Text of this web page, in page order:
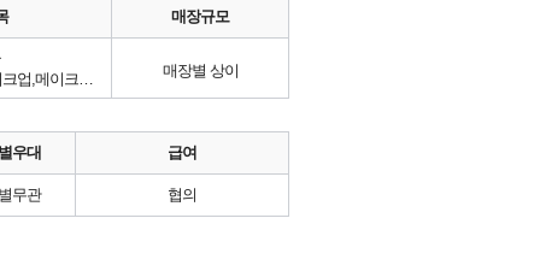
매장규모
헤어, 네일아트, 피부관리, 메이크업,메이크업,색조,화장품,스킨케어,향수
매장별 상이
우대 급여
무관 협의